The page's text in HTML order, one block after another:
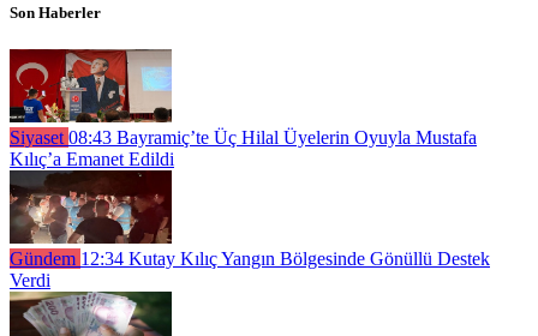
Son Haberler
Siyaset 08:43 Bayramiç’te Üç Hilal Üyelerin Oyuyla Mustafa
Kılıç’a Emanet Edildi
Gündem 12:34 Kutay Kılıç Yangın Bölgesinde Gönüllü Destek
Verdi